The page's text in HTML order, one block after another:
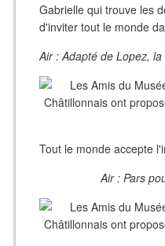
Gabrielle qui trouve les
d'inviter tout le monde
Air : Adapté de Lopez,
Tout le monde accepte
Air : Pars